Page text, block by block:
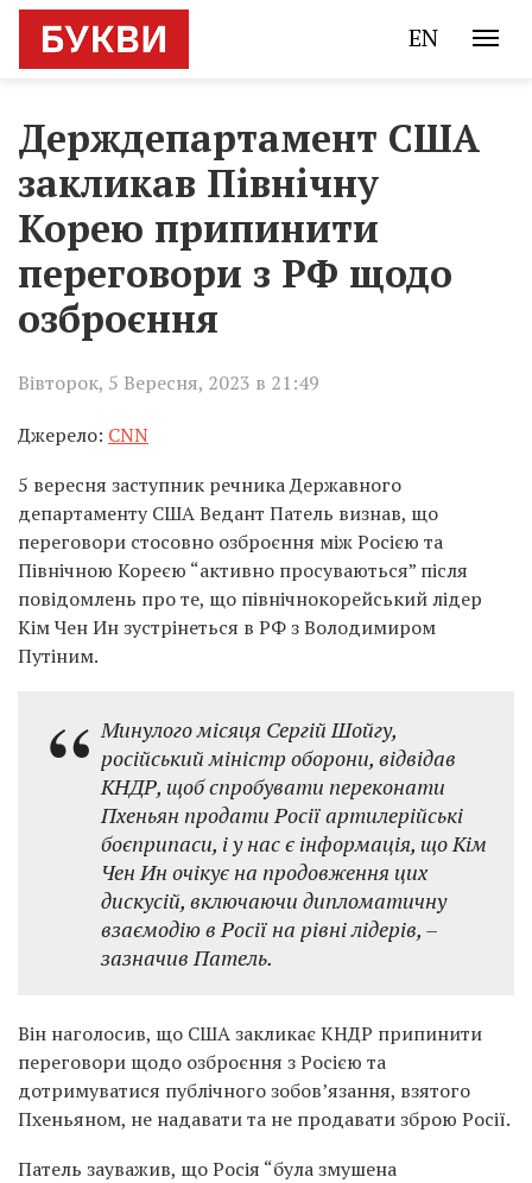
EN
Держдепартамент США
закликав Північну
Корею припинити
переговори з РФ щодо
озброєння
Вівторок, 5 Вересня, 2023 в 21:49
Джерело: CNN
5 вересня заступник речника Державного
департаменту США Ведант Патель визнав, що
переговори стосовно озброєння між Росією та
Північною Кореєю “активно просуваються” після
повідомлень про те, що північнокорейський лідер
Кім Чен Ин зустрінеться в РФ з Володимиром
Путіним.
Минулого місяця Сергій Шойгу,
російський міністр оборони, відвідав
КНДР, щоб спробувати переконати
Пхеньян продати Росії артилерійські
боєприпаси, і у нас є інформація, що Кім
Чен Ин очікує на продовження цих
дискусій, включаючи дипломатичну
взаємодію в Росії на рівні лідерів, –
зазначив Патель.
Він наголосив, що США закликає КНДР припинити
переговори щодо озброєння з Росією та
дотримуватися публічного зобов’язання, взятого
Пхеньяном, не надавати та не продавати зброю Росії.
Патель зауважив, що Росія “була змушена